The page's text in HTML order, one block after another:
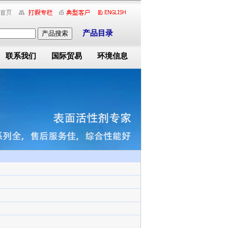
产品搜索 产品目录
联系我们 国际贸易 环境信息